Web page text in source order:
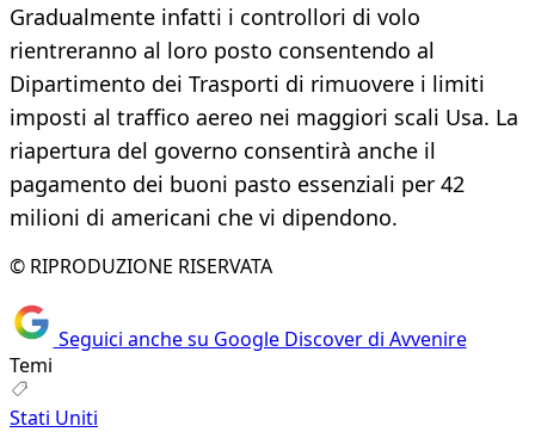
Gradualmente infatti i controllori di volo
rientreranno al loro posto consentendo al
Dipartimento dei Trasporti di rimuovere i limiti
imposti al traffico aereo nei maggiori scali Usa. La
riapertura del governo consentirà anche il
pagamento dei buoni pasto essenziali per 42
milioni di americani che vi dipendono.
© RIPRODUZIONE RISERVATA
Seguici anche su Google Discover di Avvenire
Temi
Stati Uniti